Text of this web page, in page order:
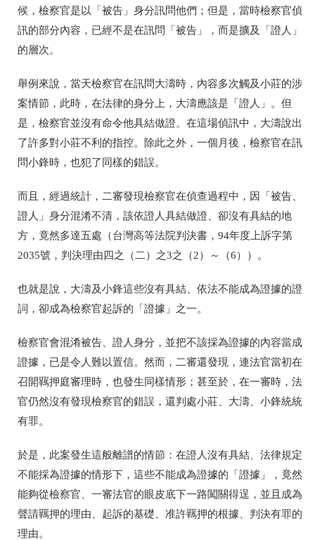
候，檢察官是以「被告」身分訊問他們；但是，當時檢察官偵
訊的部分內容，已經不是在訊問「被告」，而是擴及「證人」
的層次。
舉例來說，當天檢察官在訊問大濤時，內容多次觸及小莊的涉
案情節，此時，在法律的身分上，大濤應該是「證人」。但
是，檢察官並沒有命令他具結做證。在這場偵訊中，大濤說出
了許多對小莊不利的指控。除此之外，一個月後，檢察官在訊
問小鋒時，也犯了同樣的錯誤。
而且，經過統計，二審發現檢察官在偵查過程中，因「被告、
證人」身分混淆不清，該依證人具結做證、卻沒有具結的地
方，竟然多達五處 （台灣高等法院判決書，94年度上訴字第
2035號，判決理由四之（二）之3之（2）～（6））
。
也就是說，大濤及小鋒這些沒有具結、依法不能成為證據的證
詞，卻成為檢察官起訴的「證據」之一。
檢察官會混淆被告、證人身分，並把不該採為證據的內容當成
證據，已是令人難以置信。然而，二審還發現，連法官當初在
召開羈押庭審理時，也發生同樣情形；甚至於，在一審時，法
官仍然沒有發現檢察官的錯誤，還判處小莊、 大濤、小鋒統統
有罪。
於是，此案發生這般離譜的情節：在證人沒有具結、法律規定
不能採為證據的情形下，這些不能成為證據的「證據」，竟然
能夠從檢察官、一審法官的眼皮底下一路闖關得逞，並且成為
聲請羈押的理由、起訴的基礎、准許羈押的根據、判決有罪的
理由。